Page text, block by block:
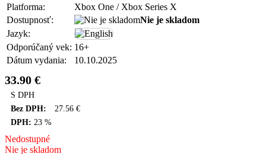
Platforma:
Xbox One / Xbox Series X
Dostupnosť:
Nie je skladom
Jazyk:
Odporúčaný vek: 16+
Dátum vydania:
10.10.2025
33.90 €
S DPH
Bez DPH:
27.56 €
DPH: 23 %
Nedostupné
Nie je skladom